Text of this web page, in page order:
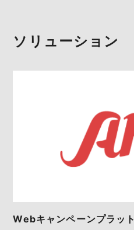
ソリューション
Webキャンペーンプラッ